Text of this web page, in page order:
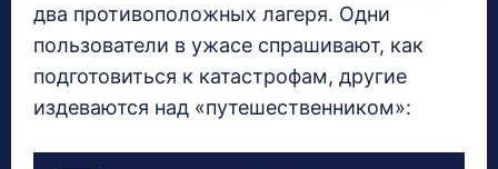
два противоположных лагеря. Одни
пользователи в ужасе спрашивают, как
подготовиться к катастрофам, другие
издеваются над «путешественником»: